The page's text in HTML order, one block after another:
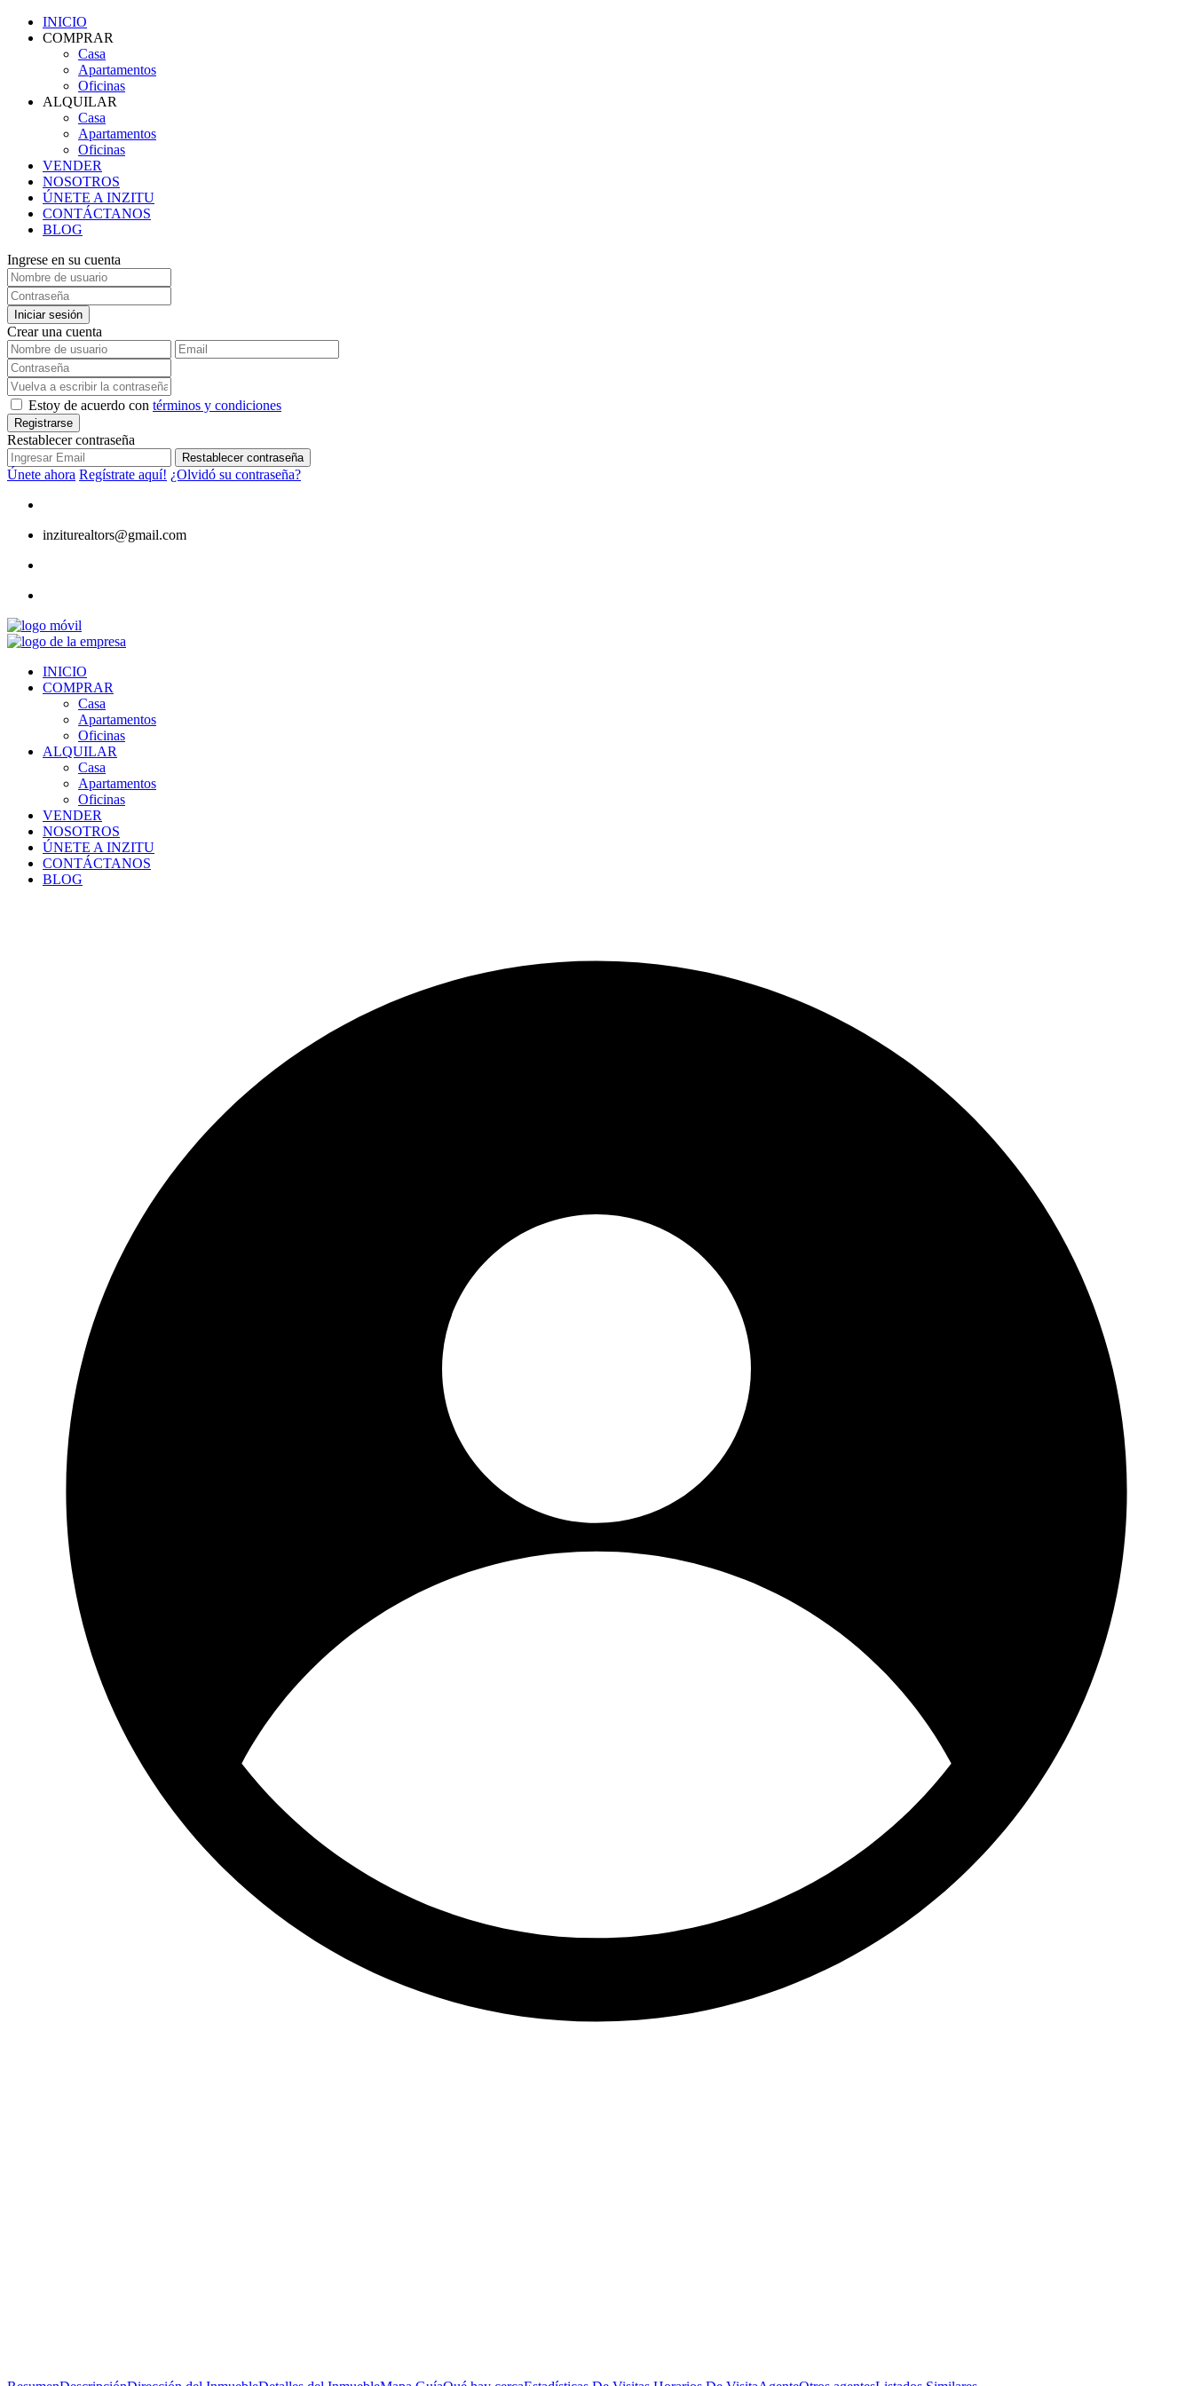
INICIO
COMPRAR
Casa
Apartamentos
Oficinas
ALQUILAR
Casa
Apartamentos
Oficinas
VENDER
NOSOTROS
ÚNETE A INZITU
CONTÁCTANOS
BLOG
Ingrese en su cuenta
Iniciar sesión
Crear una cuenta
Estoy de acuerdo con términos y condiciones
Registrarse
Restablecer contraseña
Restablecer contraseña
Únete ahora Regístrate aquí! ¿Olvidó su contraseña?
inziturealtors@gmail.com
INICIO
COMPRAR
Casa
Apartamentos
Oficinas
ALQUILAR
Casa
Apartamentos
Oficinas
VENDER
NOSOTROS
ÚNETE A INZITU
CONTÁCTANOS
BLOG